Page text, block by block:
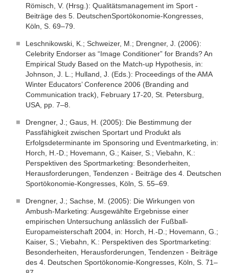
Römisch, V. (Hrsg.): Qualitätsmanagement im Sport -
Beiträge des 5. DeutschenSportökonomie-Kongresses,
Köln, S. 69–79.
Leschnikowski, K.; Schweizer, M.; Drengner, J. (2006):
Celebrity Endorser as “Image Conditioner” for Brands? An
Empirical Study Based on the Match-up Hypothesis, in:
Johnson, J. L.; Hulland, J. (Eds.): Proceedings of the AMA
Winter Educators’ Conference 2006 (Branding and
Communication track), February 17-20, St. Petersburg,
USA, pp. 7–8.
Drengner, J.; Gaus, H. (2005): Die Bestimmung der
Passfähigkeit zwischen Sportart und Produkt als
Erfolgsdeterminante im Sponsoring und Eventmarketing, in:
Horch, H.-D.; Hovemann, G.; Kaiser, S.; Viebahn, K.:
Perspektiven des Sportmarketing: Besonderheiten,
Herausforderungen, Tendenzen - Beiträge des 4. Deutschen
Sportökonomie-Kongresses, Köln, S. 55–69.
Drengner, J.; Sachse, M. (2005): Die Wirkungen von
Ambush-Marketing: Ausgewählte Ergebnisse einer
empirischen Untersuchung anlässlich der Fußball-
Europameisterschaft 2004, in: Horch, H.-D.; Hovemann, G.;
Kaiser, S.; Viebahn, K.: Perspektiven des Sportmarketing:
Besonderheiten, Herausforderungen, Tendenzen - Beiträge
des 4. Deutschen Sportökonomie-Kongresses, Köln, S. 71–